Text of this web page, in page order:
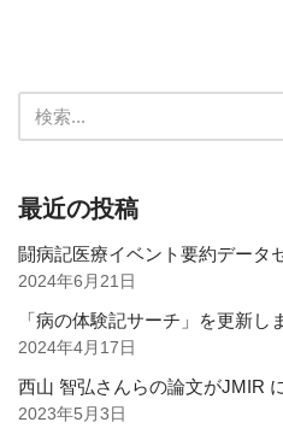
最近の投稿
闘病記医療イベント要約データ
2024年6月21日
「病の体験記サーチ」を更新し
2024年4月17日
西山 智弘さんらの論文がJMIR
2023年5月3日